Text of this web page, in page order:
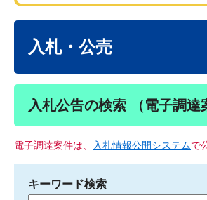
入札・公売
入札公告の検索 （電子調達
電子調達案件は、 入札情報公開システムで
キーワード検索